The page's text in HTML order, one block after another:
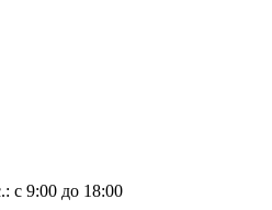
с 9:00 до 18:00